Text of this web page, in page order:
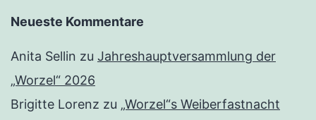
Neueste Kommentare
Anita Sellin zu Jahreshauptversammlung der
„Worzel“ 2026
Brigitte Lorenz zu „Worzel“s Weiberfastnacht